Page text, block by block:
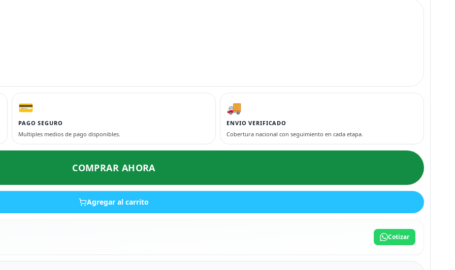
💳
PAGO SEGURO
Multiples medios de pago disponibles.
🚚
ENVIO VERIFICADO
Cobertura nacional con seguimiento en cada etapa.
COMPRAR AHORA
Agregar al carrito
Cotizar